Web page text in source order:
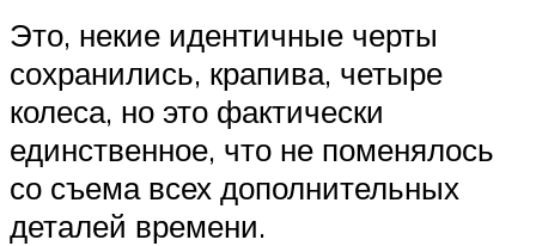
Это, некие идентичные черты
сохранились, крапива, четыре
колеса, но это фактически
единственное, что не поменялось
со съема всех дополнительных
деталей времени.